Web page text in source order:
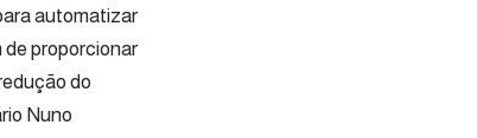
automatizar
proporcionar
do
Nuno